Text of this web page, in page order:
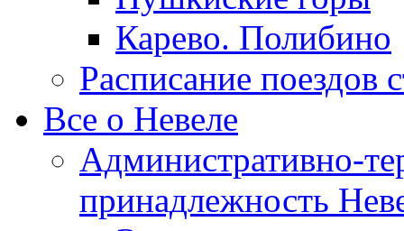
Карево. Полибино
Расписание поездов
Все о Невеле
Административно-
принадлежность